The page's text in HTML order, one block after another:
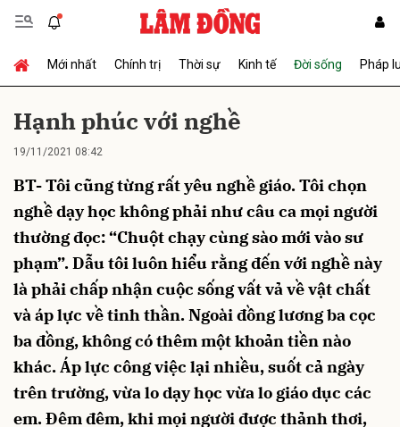
Mới nhất Chính trị Thời sự Kinh tế Đời sống Pháp
Hạnh phúc với nghề
19/11/2021 08:42
BT- Tôi cũng từng rất yêu nghề giáo. Tôi chọn
nghề dạy học không phải như câu ca mọi người
thường đọc: “Chuột chạy cùng sào mới vào sư
phạm”. Dẫu tôi luôn hiểu rằng đến với nghề này
là phải chấp nhận cuộc sống vất vả về vật chất
và áp lực về tinh thần. Ngoài đồng lương ba cọc
ba đồng, không có thêm một khoản tiền nào
khác. Áp lực công việc lại nhiều, suốt cả ngày
trên trường, vừa lo dạy học vừa lo giáo dục các
em. Đêm đêm, khi mọi người được thảnh thơi,
Gửi bình luận
Hủy Gửi